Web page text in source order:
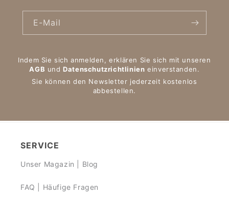
E-Mail
Indem Sie sich anmelden, erklären Sie sich mit unseren
AGB undDatenschutzrichtlinien einverstanden.
Sie können den Newsletter jederzeit kostenlos
abbestellen.
SERVICE
Unser Magazin | Blog
FAQ | Häufige Fragen